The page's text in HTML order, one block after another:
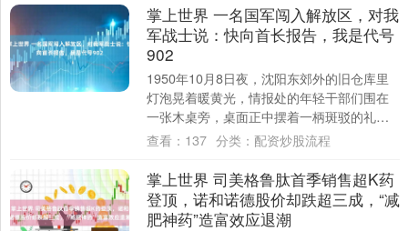
掌上世界 一名国军闯入解放区，对我
军战士说：快向首长报告，我是代号
902
1950年10月8日夜，沈阳东郊外的旧仓库里
灯泡晃着暖黄光，情报处的年轻干部们围在
一张木桌旁，桌面正中摆着一柄斑驳的礼
剑。桌角有人低声嘀咕：“听说这剑的主人当
查看： 137 分类： 配资炒股流程
掌上世界 司美格鲁肽首季销售超K药
登顶，诺和诺德股价却跌超三成，“减
肥神药”造富效应退潮